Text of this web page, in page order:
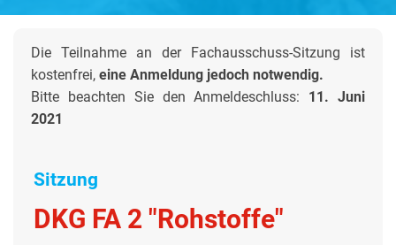
Die Teilnahme an der Fachausschuss-Sitzung ist
kostenfrei, eine Anmeldung jedoch notwendig.
Bitte beachten Sie den Anmeldeschluss: 11. Juni
2021
Sitzung
DKG FA 2 "Rohstoffe"